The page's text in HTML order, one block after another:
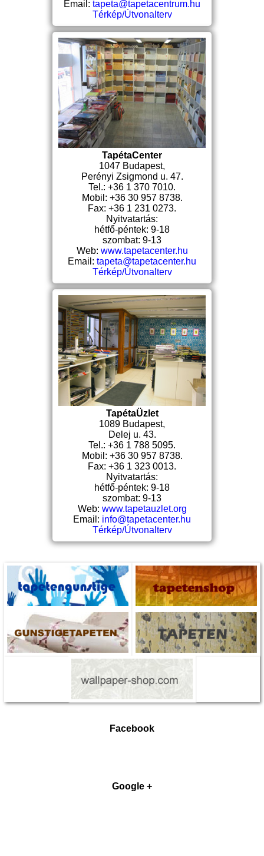
Email: tapeta@tapetacentrum.hu
Térkép/Útvonalterv
TapétaCenter
1047 Budapest,
Perényi Zsigmond u. 47.
Tel.: +36 1 370 7010.
Mobil: +36 30 957 8738.
Fax: +36 1 231 0273.
Nyitvatartás:
hétfő-péntek: 9-18
szombat: 9-13
Web: www.tapetacenter.hu
Email: tapeta@tapetacenter.hu
Térkép/Útvonalterv
TapétaÜzlet
1089 Budapest,
Delej u. 43.
Tel.: +36 1 788 5095.
Mobil: +36 30 957 8738.
Fax: +36 1 323 0013.
Nyitvatartás:
hétfő-péntek: 9-18
szombat: 9-13
Web: www.tapetauzlet.org
Email: info@tapetacenter.hu
Térkép/Útvonalterv
Facebook
Google +